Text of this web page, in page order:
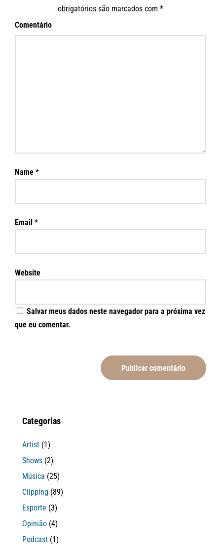
obrigatórios são marcados com *
Comentário
Name *
Email *
Website
Salvar meus dados neste navegador para a próxima vez
que eu comentar.
Categorias
Artist (1)
Shows (2)
Música (25)
Clipping (89)
Esporte (3)
Opinião (4)
Podcast (1)